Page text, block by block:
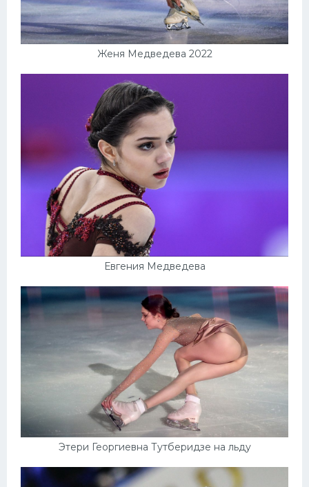
Женя Медведева 2022
Евгения Медведева
Этери Георгиевна Тутберидзе на льду